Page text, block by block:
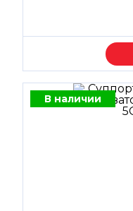
В наличии